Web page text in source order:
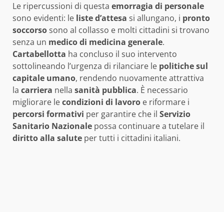
Le ripercussioni di questa emorragia di personale
sono evidenti: le liste d’attesa si allungano, i pronto
soccorsosono al collasso e molti cittadini si trovano
senza un medico di medicina generale.
Cartabellotta ha concluso il suo intervento
sottolineando l’urgenza di rilanciare le politiche sul
capitale umano, rendendo nuovamente attrattiva
la carriera nella sanità pubblica. È necessario
migliorare lecondizioni di lavoro e riformare i
percorsi formativi per garantire che il Servizio
Sanitario Nazionale possa continuare a tutelare il
diritto alla salute per tutti i cittadini italiani.